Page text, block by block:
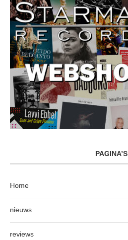
PAGINA’S
Home
nieuws
reviews